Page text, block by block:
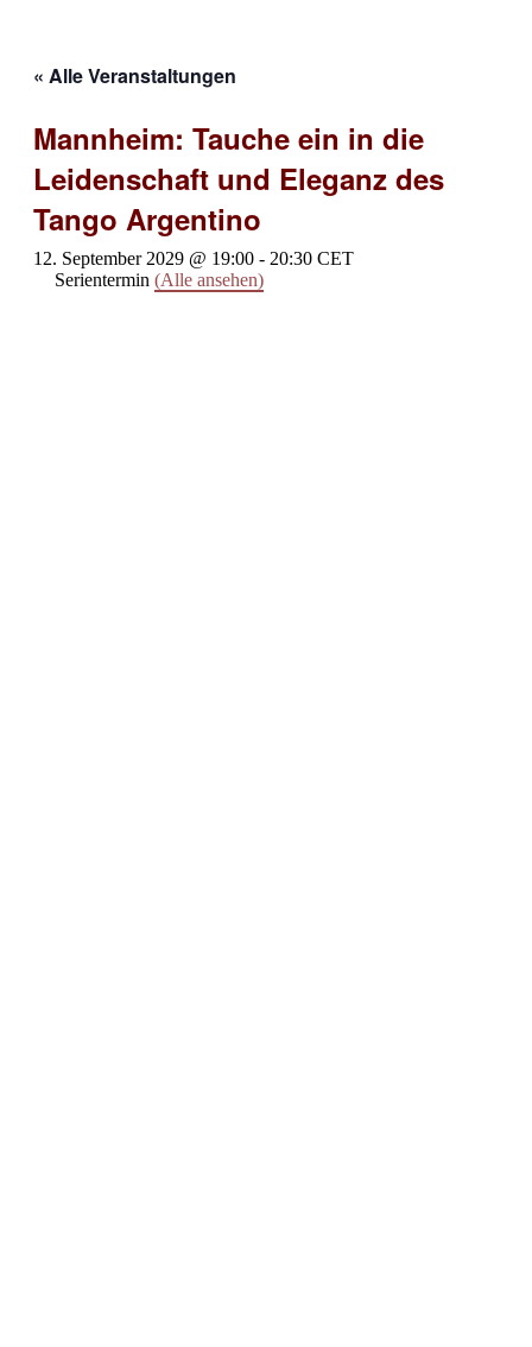
« Alle Veranstaltungen
Mannheim: Tauche ein in die
Leidenschaft und Eleganz des
Tango Argentino
12. September 2029 @ 19:00 - 20:30 CET
Serientermin (Alle ansehen)